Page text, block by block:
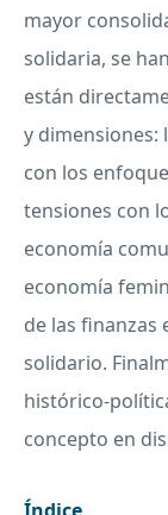
mayor
solidaria, se
están
y dimensiones:
con los
tensiones con
economía
economía
de las finanzas
solidario.
histórico-
concepto en